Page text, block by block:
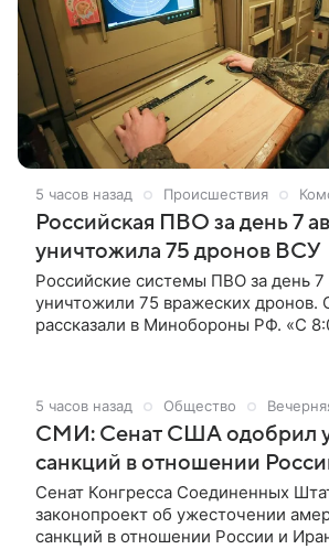
5 часов назад Происшествия
Российская ПВО за день 7
уничтожила 75 дронов ВСУ
Российские системы ПВО за день 7
уничтожили 75 вражеских дронов.
рассказали в Минобороны РФ. «С
Враг пытался атаковать разные
воздушные цели были уничтожены.
5 часов назад Общество
СМИ: Сенат США одобрил
санкций в отношении
Сенат Конгресса Соединенных
законопроект об ужесточении
санкций в отношении России и